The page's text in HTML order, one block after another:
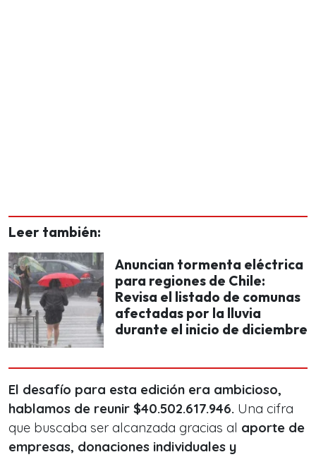
Leer también:
Anuncian tormenta eléctrica
para regiones de Chile:
Revisa el listado de comunas
afectadas por la lluvia
durante el inicio de diciembre
El desafío para esta edición era ambicioso,
hablamos de reunir $40.502.617.946. Una cifra
que buscaba ser alcanzada gracias al aporte de
empresas, donaciones individuales y